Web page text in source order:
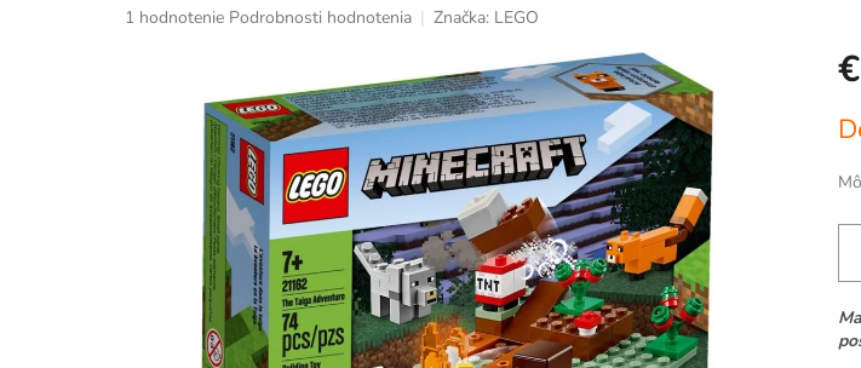
Priemerné
1 hodnotenie Podrobnosti hodnotenia Značka: LEGO